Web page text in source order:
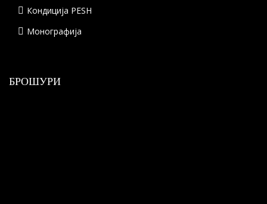
Кондиција PESH
Монографија
БРОШУРИ